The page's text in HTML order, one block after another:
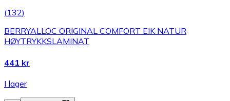
(132)
BERRYALLOC ORIGINAL COMFORT EIK NATUR
HØYTRYKKSLAMINAT
441 kr
I lager